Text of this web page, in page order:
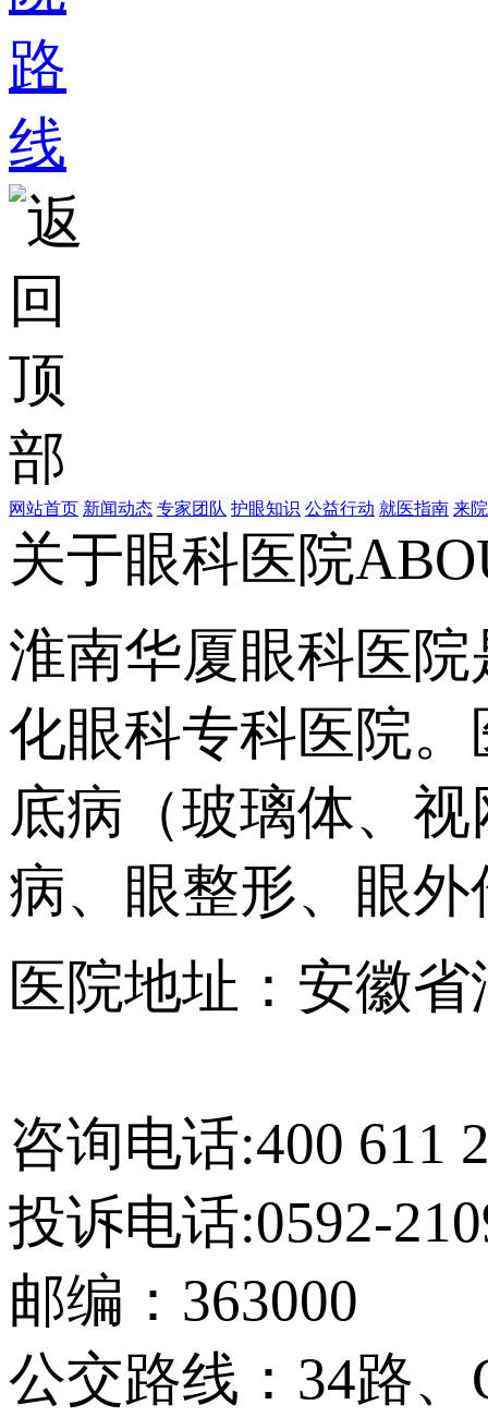
网站首页 新闻动态 专家团队 护眼知识 公益行动 就医指南 来
关于眼科医院
淮南华厦眼科医
化眼科专科医院
底病（玻璃体、
病、眼整形、眼
医院地址：安徽
咨询电话:400 611
投诉电话:0592-
邮编：363000
公交路线：34路